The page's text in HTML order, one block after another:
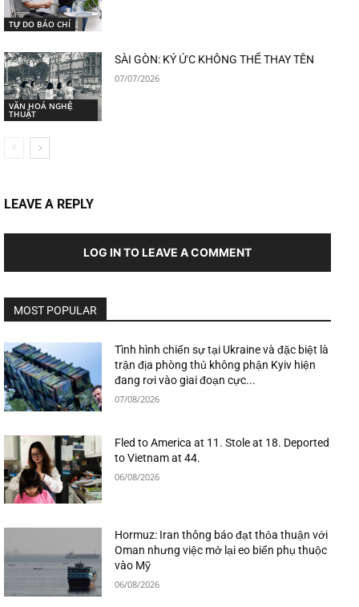
TỰ DO BÁO CHÍ
VĂN HOÁ NGHỆ
THUẬT
SÀI GÒN: KÝ ỨC KHÔNG THỂ THAY TÊN
07/07/2026
LEAVE A REPLY
LOG IN TO LEAVE A COMMENT
MOST POPULAR
Tình hình chiến sự tại Ukraine và đặc biệt là
trận địa phòng thủ không phận Kyiv hiện
đang rơi vào giai đoạn cực...
07/08/2026
Fled to America at 11. Stole at 18. Deported
to Vietnam at 44.
06/08/2026
Hormuz: Iran thông báo đạt thỏa thuận với
Oman nhưng việc mở lại eo biển phụ thuộc
vào Mỹ
06/08/2026